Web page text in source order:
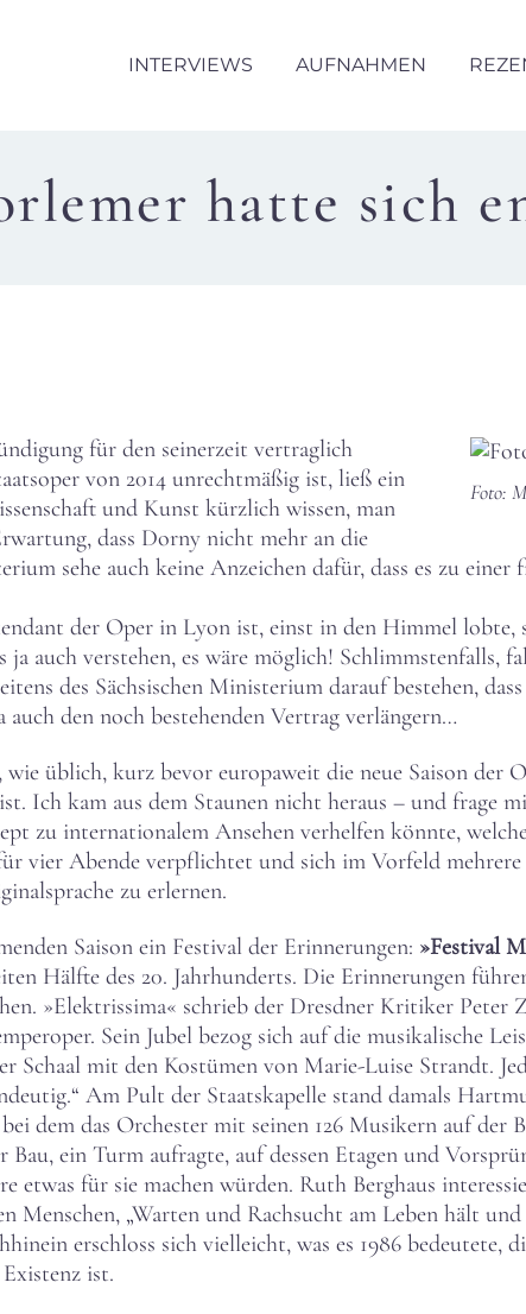
INTERVIEWS AUFNAHMEN
hatte sich
Foto:
für den seinerzeit vertraglich
von 2014 unrechtmäßig ist, ließ ein
und Kunst kürzlich wissen, man
dass Dorny nicht mehr an die
sehe auch keine Anzeichen dafür, dass es zu einer
der Oper in Lyon ist, einst in den Himmel lobte,
auch verstehen, es wäre möglich! Schlimmstenfalls,
des Sächsischen Ministerium darauf bestehen,
den noch bestehenden Vertrag verlängern…
üblich, kurz bevor europaweit die neue Saison der
Ich kam aus dem Staunen nicht heraus – und frage
zu internationalem Ansehen verhelfen könnte,
vier Abende verpflichtet und sich im Vorfeld
zu erlernen.
Saison ein Festival der Erinnerungen: »Festival
Hälfte des 20. Jahrhunderts. Die Erinnerungen
»Elektrissima« schrieb der Dresdner Kritiker Peter
Sein Jubel bezog sich auf die musikalische
Schaal mit den Kostümen von Marie-Luise Strandt.
Am Pult der Staatskapelle stand damals
dem das Orchester mit seinen 126 Musikern auf der
ein Turm aufragte, auf dessen Etagen und
etwas für sie machen würden. Ruth Berghaus
Menschen, „Warten und Rachsucht am Leben hält
erschloss sich vielleicht, was es 1986 bedeutete,
ist.